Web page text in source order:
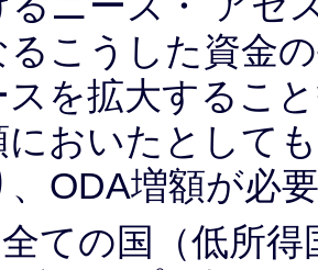
るこうした資金
スを拡大するこ
においたとして
、ODA増額が必
全ての国（低所